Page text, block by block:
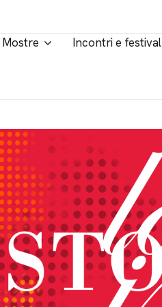
Mostre Incontri e festival